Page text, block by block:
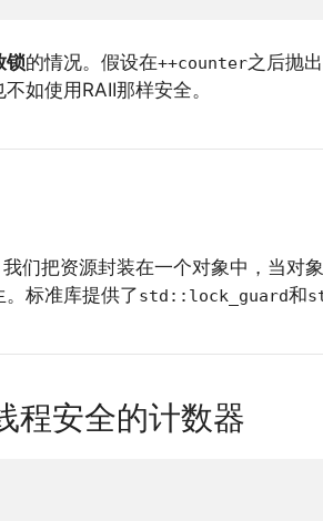
锁的情况。假设在++counter之后抛
如使用RAII那样安全。
们把资源封装在一个对象中，当对
标准库提供了std::lock_guard和
程安全的计数器